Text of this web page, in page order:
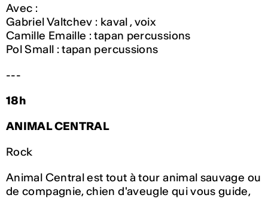
Avec :
Gabriel Valtchev : kaval , voix
Camille Emaille : tapan percussions
Pol Small : tapan percussions
---
18h
ANIMAL CENTRAL
Rock
Animal Central est tout à tour animal sauvage ou
de compagnie, chien d'aveugle qui vous guide,